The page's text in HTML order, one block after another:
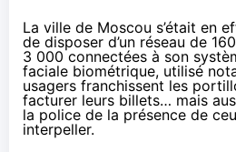
La ville de Moscou s’était en
de disposer d’un réseau de
3 000 connectées à son
faciale biométrique, utilisé
usagers franchissent les
facturer leurs billets… mais
la police de la présence de
interpeller.